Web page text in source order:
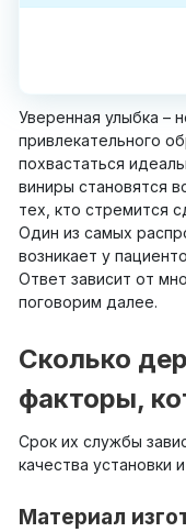
Уверенная улыбка –
привлекательного
похвастаться
виниры становятся
тех, кто стремится
Один из самых
возникает у
Ответ зависит от
поговорим далее.
Сколько
факторы,
Срок их службы
качества установки
Материал